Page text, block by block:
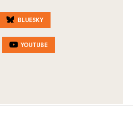
BLUESKY
YOUTUBE